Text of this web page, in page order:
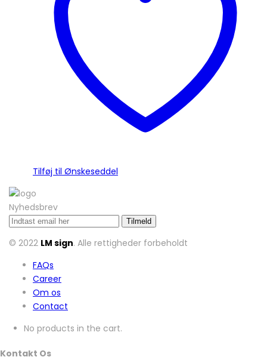
Tilføj til Ønskeseddel
Nyhedsbrev
© 2022 LM sign. Alle rettigheder forbeholdt
FAQs
Career
Om os
Contact
No products in the cart.
Kontakt Os